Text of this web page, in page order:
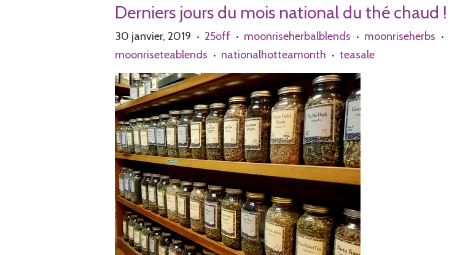
Derniers jours du mois national du thé chaud !
30 janvier, 2019 • 25off • moonriseherbalblends • moonriseherbs •
moonriseteablends • nationalhotteamonth • teasale